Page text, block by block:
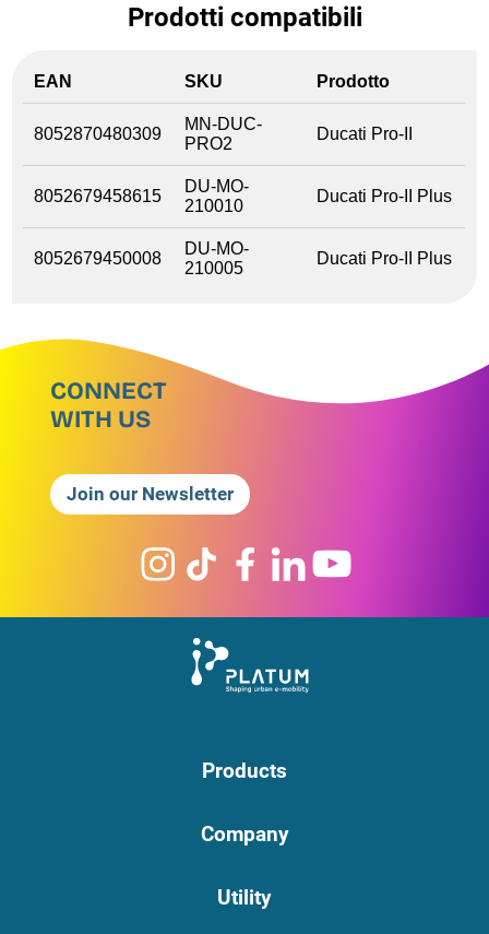
Prodotti compatibili
EAN SKU Prodotto
8052870480309
MN-DUC-
PRO2
Ducati Pro-II
8052679458615
DU-MO-
210010
Ducati Pro-II Plus
8052679450008
DU-MO-
210005
Ducati Pro-II Plus
CONNECT
WITH US
Join our Newsletter
Products
Company
Utility